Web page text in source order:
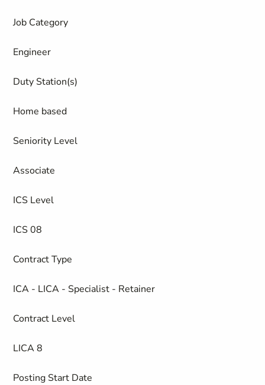
Job Category
Engineer
Duty Station(s)
Home based
Seniority Level
Associate
ICS Level
ICS 08
Contract Type
ICA - LICA - Specialist - Retainer
Contract Level
LICA 8
Posting Start Date